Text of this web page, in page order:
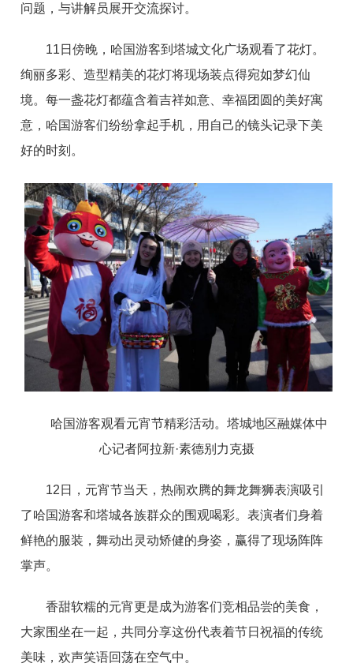
问题，与讲解员展开交流探讨。
11 日傍晚，哈国游客到塔城文化广场观看了花灯。
绚丽多彩、造型精美的花灯将现场装点得宛如梦幻仙
境。每一盏花灯都蕴含着吉祥如意、幸福团圆的美好寓
意，哈国游客们纷纷拿起手机，用自己的镜头记录下美
好的时刻。
哈国游客观看元宵节精彩活动。塔城地区融媒体中
心记者阿拉新·素德别力克摄
12 日，元宵节当天，热闹欢腾的舞龙舞狮表演吸引
了哈国游客和塔城各族群众的围观喝彩。表演者们身着
鲜艳的服装，舞动出灵动矫健的身姿，赢得了现场阵阵
掌声。
香甜软糯的元宵更是成为游客们竞相品尝的美食，
大家围坐在一起，共同分享这份代表着节日祝福的传统
美味，欢声笑语回荡在空气中。